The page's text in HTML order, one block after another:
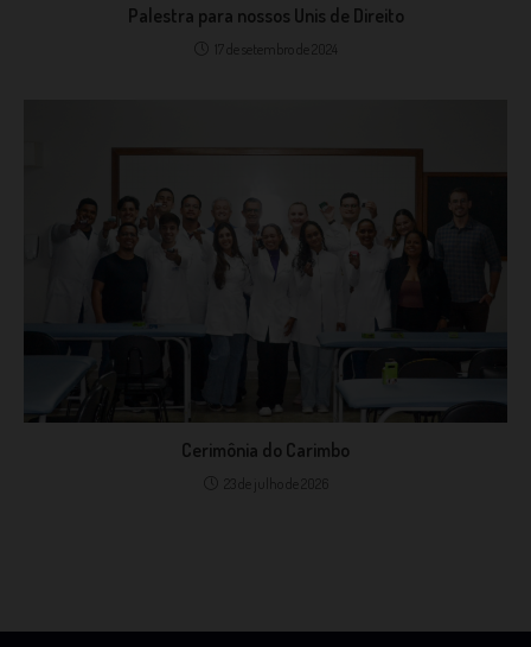
Palestra para nossos Unis de Direito
17 de setembro de 2024
Cerimônia do Carimbo
23 de julho de 2026